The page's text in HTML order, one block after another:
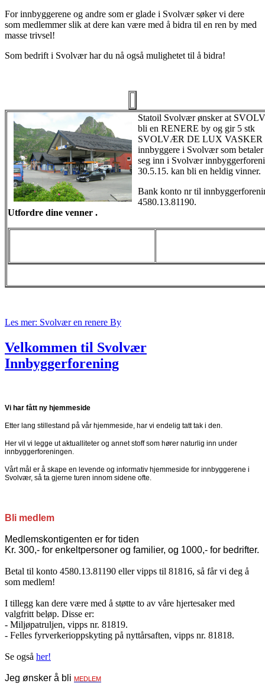
For innbyggerene og andre som er glade i Svolvær søker vi dere
som medlemmer slik at dere kan være med å bidra til en ren by med
masse trivsel!
Som bedrift i Svolvær har du nå også mulighetet til å bidra!
Statoil Svolvær ønsker at
bli en RENERE by og gir 5 stk
SVOLVÆR DE LUX VASKER
innbyggere i Svolvær som betaler
seg inn i Svolvær
30.5.15. kan bli en heldig vinner.
Bank konto nr til
4580.13.81190.
Utfordre dine venner .
Les mer: Svolvær en renere By
Velkommen til Svolvær
Innbyggerforening
Vi har fått ny hjemmeside
Etter lang stillestand på vår hjemmeside, har vi endelig tatt tak i den.
Her vil vi legge ut aktualliteter og annet stoff som hører naturlig inn under
innbyggerforeningen.
Vårt mål er å skape en levende og informativ hjemmeside for innbyggerene i
Svolvær, så ta gjerne turen innom sidene ofte.
Bli medlem
Medlemskontigenten er for tiden
Kr. 300,- for enkeltpersoner og familier, og 1000,- for bedrifter.
Betal til konto 4580.13.81190 eller vipps til 81816, så får vi deg å
som medlem!
I tillegg kan dere være med å støtte to av våre hjertesaker med
valgfritt beløp. Disse er:
- Miljøpatruljen, vipps nr. 81819.
- Felles fyrverkerioppskyting på nyttårsaften, vipps nr. 81818.
Se også her!
Jeg ønsker å bli MEDLEM